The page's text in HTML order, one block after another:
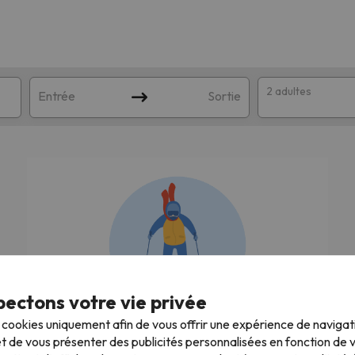
Entrée Sortie 2 adultes
à votre recherche. Essayez de modifier la destination.
Nous recherchons les meilleures vacances
au ski !
votre vie privée
cookies uniquement afin de vous offrir une expérience de
de vous présenter des publicités personnalisées en fonction de